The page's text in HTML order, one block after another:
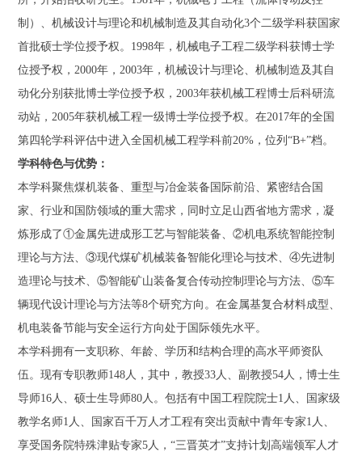
制）、机械设计与理论和机械制造及其自动化3个二级学科获国家
首批硕士学位授予权。1998年，机械电子工程二级学科获博士学
位授予权，2000年，2003年，机械设计与理论、机械制造及其自
动化分别获批博士学位授予权，2003年获机械工程博士后科研流
动站，2005年获机械工程一级博士学位授予权。在2017年的全国
第四轮学科评估中进入全国机械工程学科前20%，位列“B+”档。
学科特色与优势：
本学科聚焦煤机装备、重型与冶金装备国际前沿、紧密结合国
家、行业和国防领域的重大需求，同时立足山西省地方需求，凝
炼形成了①金属先进成形工艺与智能装备、②机电系统智能控制
理论与方法、③现代煤矿机械装备智能化理论与技术、④先进制
造理论与技术、⑤智能矿山装备复合传动控制理论与方法、⑤车
辆现代设计理论与方法等8个研究方向。在金属基复合材料成型、
机电装备节能与安全运行方向处于国际领先水平。
本学科拥有一支职称、年龄、学历和结构合理的高水平师资队
伍。现有专职教师148人，其中，教授33人、副教授54人，博士生
导师16人、硕士生导师80人。包括有中国工程院院士1人、国家级
教学名师1人、国家百千万人才工程有突出贡献中青年专家1人、
享受国务院特殊津贴专家5人，“三晋英才”支持计划高端领军人才